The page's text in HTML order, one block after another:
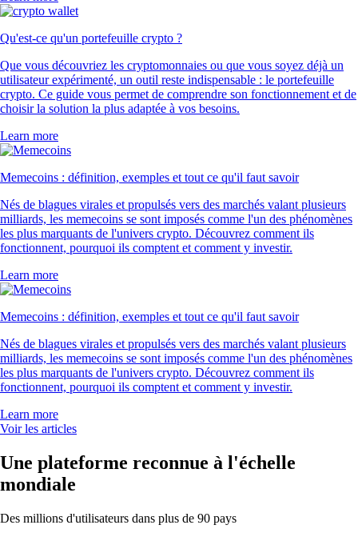
Qu'est-ce qu'un portefeuille crypto ?
Que vous découvriez les cryptomonnaies ou que vous soyez déjà un
utilisateur expérimenté, un outil reste indispensable : le portefeuille
crypto. Ce guide vous permet de comprendre son fonctionnement et de
choisir la solution la plus adaptée à vos besoins.
Learn more
Memecoins : définition, exemples et tout ce qu'il faut savoir
Nés de blagues virales et propulsés vers des marchés valant plusieurs
milliards, les memecoins se sont imposés comme l'un des phénomènes
les plus marquants de l'univers crypto. Découvrez comment ils
fonctionnent, pourquoi ils comptent et comment y investir.
Learn more
Memecoins : définition, exemples et tout ce qu'il faut savoir
Nés de blagues virales et propulsés vers des marchés valant plusieurs
milliards, les memecoins se sont imposés comme l'un des phénomènes
les plus marquants de l'univers crypto. Découvrez comment ils
fonctionnent, pourquoi ils comptent et comment y investir.
Learn more
Voir les articles
Une plateforme reconnue à l'échelle
mondiale
Des millions d'utilisateurs dans plus de 90 pays